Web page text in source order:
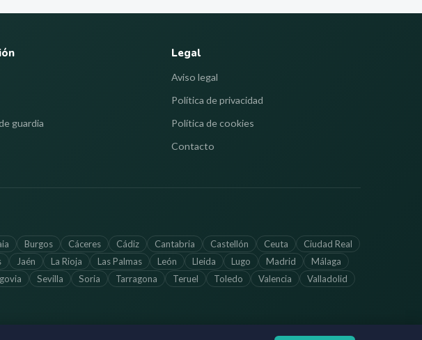
guardia
Legal
Aviso legal
Política de privacidad
Política de cookies
Contacto
Burgos Cáceres Cádiz Cantabria Castellón Ceuta
Ciudad Real
Jaén La Rioja Las Palmas León Lleida Lugo Madrid
Málaga
Sevilla Soria Tarragona Teruel Toledo Valencia
Valladolid